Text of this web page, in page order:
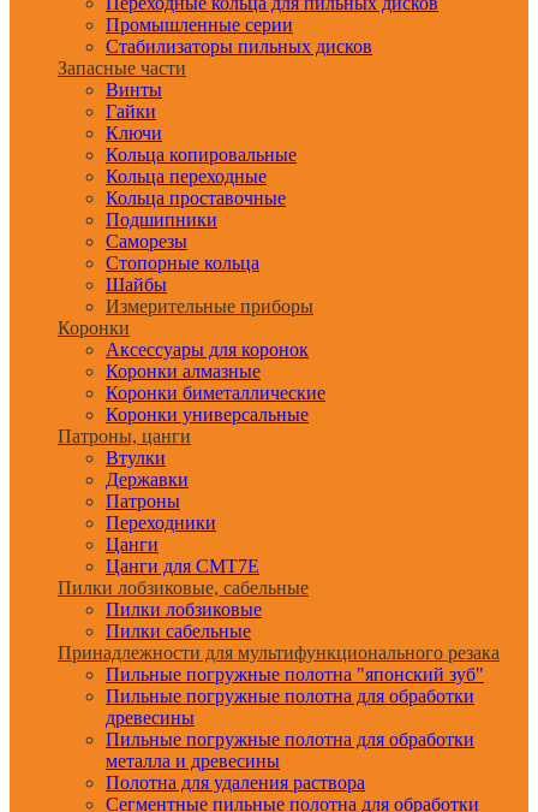
Промышленные серии
Стабилизаторы пильных дисков
Запасные части
Винты
Гайки
Ключи
Кольца копировальные
Кольца переходные
Кольца проставочные
Подшипники
Саморезы
Стопорные кольца
Шайбы
Измерительные приборы
Коронки
Аксессуары для коронок
Коронки алмазные
Коронки биметаллические
Коронки универсальные
Патроны, цанги
Втулки
Державки
Патроны
Переходники
Цанги
Цанги для CMT7E
Пилки лобзиковые, сабельные
Пилки лобзиковые
Пилки сабельные
Принадлежности для мультифункционального резака
Пильные погружные полотна "японский зуб"
Пильные погружные полотна для обработки
древесины
Пильные погружные полотна для обработки
металла и древесины
Полотна для удаления раствора
Сегментные пильные полотна для обработки